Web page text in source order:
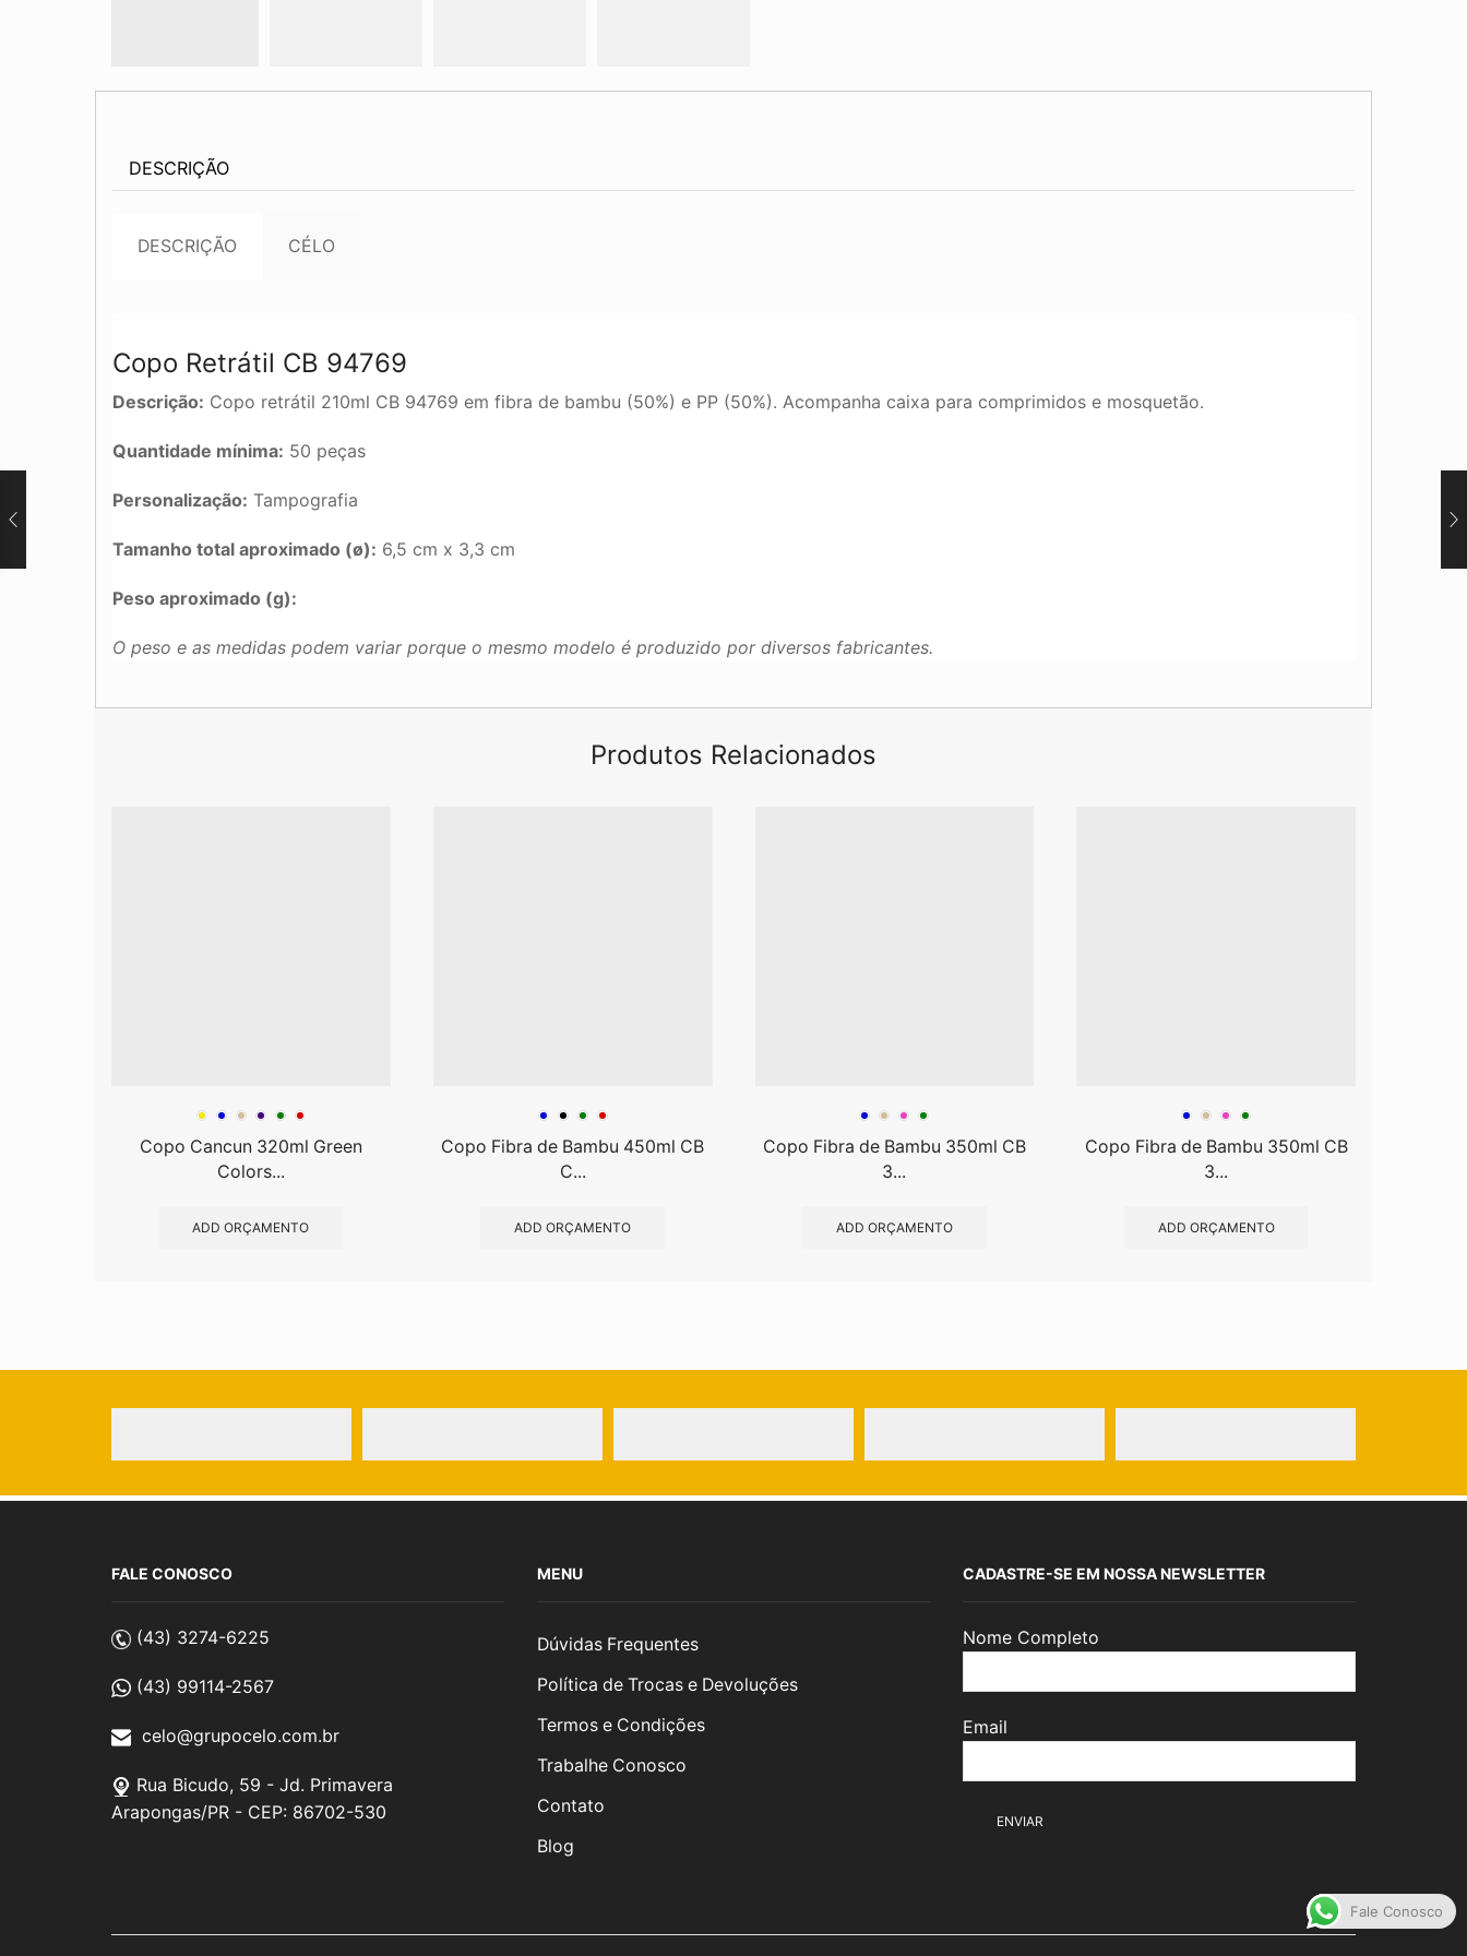
DESCRIÇÃO
DESCRIÇÃO CÉLO
Copo Retrátil CB 94769
Descrição: Copo retrátil 210ml CB 94769 em fibra de bambu (50%) e PP (50%). Acompanha caixa para comprimidos e mosquetão.
Quantidade mínima: 50 peças
Personalização: Tampografia
Tamanho total aproximado (ø): 6,5 cm x 3,3 cm
Peso aproximado (g):
O peso e as medidas podem variar porque o mesmo modelo é produzido por diversos fabricantes.
Produtos Relacionados
Copo Cancun 320ml Green
Colors...
ADD ORÇAMENTO
Copo Fibra de Bambu 450ml CB
C...
ADD ORÇAMENTO
Copo Fibra de Bambu 350ml CB
3...
ADD ORÇAMENTO
Copo Fibra de Bambu 350ml CB
3...
ADD ORÇAMENTO
FALE CONOSCO
(43) 3274-6225
(43) 99114-2567
celo@grupocelo.com.br
Rua Bicudo, 59 - Jd. Primavera
Arapongas/PR - CEP: 86702-530
MENU
Dúvidas Frequentes
Política de Trocas e Devoluções
Termos e Condições
Trabalhe Conosco
Contato
Blog
CADASTRE-SE EM NOSSA NEWSLETTER
Nome Completo
Email
Fale Conosco